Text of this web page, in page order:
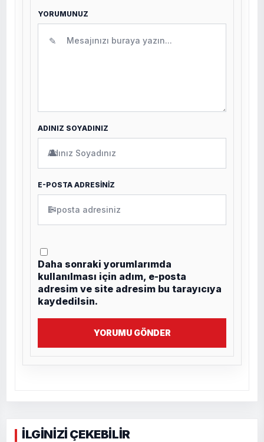
YORUMUNUZ
✎
ADINIZ SOYADINIZ
👤
E-POSTA ADRESİNİZ
✉
Daha sonraki yorumlarımda
kullanılması için adım, e-posta
adresim ve site adresim bu tarayıcıya
kaydedilsin.
YORUMU GÖNDER
İLGİNİZİ ÇEKEBİLİR